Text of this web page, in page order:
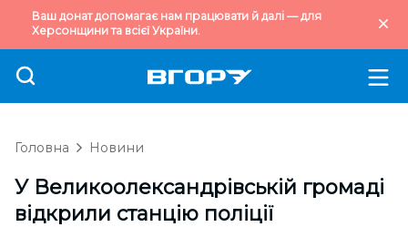
Ваш донат допомагає нам працювати й далі — для
Херсонщини та всієї України.
Головна Новини
У Великоолександрівській громаді
відкрили станцію поліції